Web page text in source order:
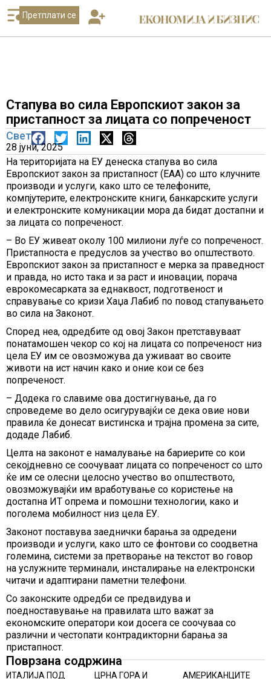
Претплати се
Стапува во сила Европскиот закон за
пристапност за лицата со попреченост
Свет
28 јуни, 2025
На територијата на ЕУ денеска стапува во сила
Европскиот закон за пристапност (ЕАА) со што клучните
производи и услуги, како што се телефоните,
компјутерите, електронските книги, банкарските услуги
и електронските комуникации мора да бидат достапни и
за лицата со попреченост.
– Во ЕУ живеат околу 100 милиони луѓе со попреченост.
Пристапноста е предуслов за учество во општеството.
Европскиот закон за пристапност е мерка за праведност
и правда, но исто така и за раст и иновации, порача
еврокомесарката за еднаквост, подготвеност и
справување со кризи Хаџа Лабиб по повод стапувањето
во сила на Законот.
Според неа, одредбите од овој Закон претставуваат
понатамошен чекор со кој на лицата со попреченост низ
цела ЕУ им се овозможува да уживаат во своите
животи на ист начин како и оние кои се без
попреченост.
– Додека го славиме ова достигнување, да го
спроведеме во дело осигурувајќи се дека овие нови
правила ќе донесат вистинска и трајна промена за сите,
додаде Лабиб.
Целта на законот е намалување на бариерите со кои
секојдневно се соочуваат лицата со попреченост со што
ќе им се олесни целосно учество во општеството,
овозможувајќи им вработување со користење на
достапна ИТ опрема и помошни технологии, како и
поголема мобилност низ цела ЕУ.
Законот поставува заеднички барања за одредени
производи и услуги, како што се фонтови со соодветна
големина, системи за претворање на текстот во говор
на услужните терминали, инсталирање на електронски
читачи и адаптирани паметни телефони.
Со законските одредби се предвидува и
поедноставување на правилата што важат за
економските оператори кои досега се соочуваа со
различни и честопати контрадикторни барања за
пристапност.
Поврзана содржина
ИТАЛИЈА ПОД
ЦРНА ГОРА И
АМЕРИКАНЦИТЕ